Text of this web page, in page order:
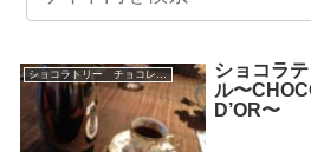
ショコラトリー チョコレートブランド
ショコラ
ル〜
D’OR〜